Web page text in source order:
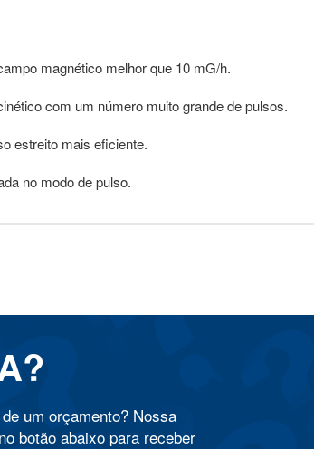
magnético melhor que 10 mG/h.
com um número muito grande de pulsos.
estreito mais eficiente.
no modo de pulso.
um orçamento? Nossa
botão abaixo para receber